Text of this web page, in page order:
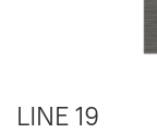
LINE 19